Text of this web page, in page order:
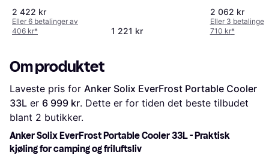
Electric Cool Box 33L
Black/Gray
2 422 kr
Eller 6 betalinger av
406 kr* 1 221 kr
2 062 kr
Eller 3 betalinger
710 kr*
Om produktet
Laveste pris for Anker Solix EverFrost Portable Cooler
33L er 6 999 kr. Dette er for tiden det beste tilbudet
blant 2 butikker.
Anker Solix EverFrost Portable Cooler 33L - Praktisk
kjøling for camping og friluftsliv